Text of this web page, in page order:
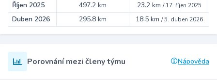
Říjen 2025 497.2 km 23.2 km /17. říjen 2025
Duben 2026 295.8 km 18.5 km /5. duben 2026
Porovnání mezi členy týmu Nápověda